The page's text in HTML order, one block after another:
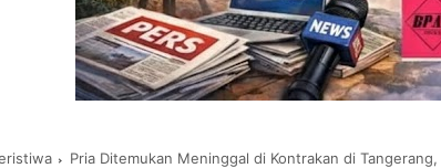
Pria Ditemukan Meninggal di Kontrakan di